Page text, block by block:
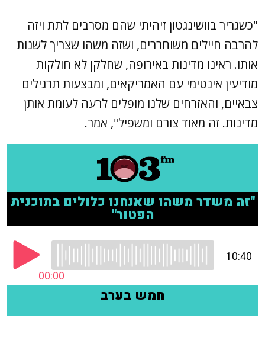
"כשגריר בוושינגטון זיהיתי שהם מסרבים לתת ויזה
להרבה חיילים משוחררים, ושזה משהו שצריך לשנות
אותו. ראינו מדינות באירופה, שחלקן לא חולקות
מודיעין אינטימי עם האמריקאים, ומבצעות תרגילים
צבאיים, והאזרחים שלנו מופלים לרעה לעומת אותן
מדינות. זה מאוד צורם ומשפיל", אמר.